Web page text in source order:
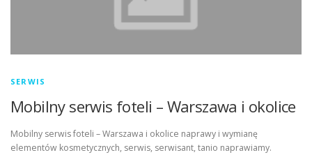
SERWIS
Mobilny serwis foteli – Warszawa i okolice
Mobilny serwis foteli – Warszawa i okolice naprawy i wymianę
elementów kosmetycznych, serwis, serwisant, tanio naprawiamy.